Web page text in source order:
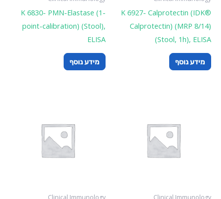
K 6927- Calprotectin (IDK®
Calprotectin) (MRP 8/14)
(Stool, 1h), ELISA
מידע נוסף
K 6830- PMN-Elastase (1-
point-calibration) (Stool),
ELISA
מידע נוסף